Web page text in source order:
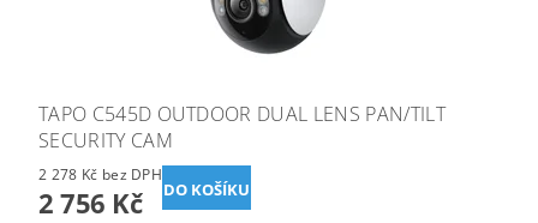
TAPO C545D OUTDOOR DUAL LENS PAN/TILT
SECURITY CAM
2 278 Kč bez DPH
2 756 Kč